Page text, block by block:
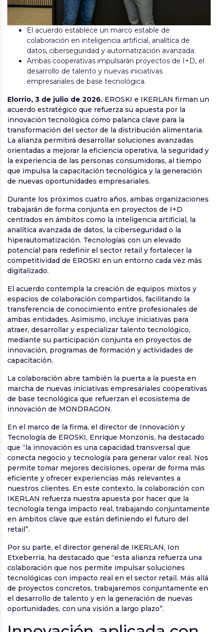
El acuerdo establece un marco estable de
colaboración en inteligencia artificial, analítica de
datos, ciberseguridad y automatización avanzada.
Ambas cooperativas impulsarán proyectos de I+D, el
desarrollo de talento y nuevas iniciativas
empresariales de base tecnológica.
Elorrio, 3 de julio de 2026. EROSKI e IKERLAN firman un
acuerdo estratégico que refuerza su apuesta por la
innovación tecnológica como palanca clave para la
transformación del sector de la distribución alimentaria.
La alianza permitirá desarrollar soluciones avanzadas
orientadas a mejorar la eficiencia operativa, la seguridad y
la experiencia de las personas consumidoras, al tiempo
que impulsa la capacitación tecnológica y la generación
de nuevas oportunidades empresariales.
Durante los próximos cuatro años, ambas organizaciones
trabajarán de forma conjunta en proyectos de I+D
centrados en ámbitos como la inteligencia artificial, la
analítica avanzada de datos, la ciberseguridad o la
hiperautomatización. Tecnologías con un elevado
potencial para redefinir el sector retail y fortalecer la
competitividad de EROSKI en un entorno cada vez más
digitalizado.
El acuerdo contempla la creación de equipos mixtos y
espacios de colaboración compartidos, facilitando la
transferencia de conocimiento entre profesionales de
ambas entidades. Asimismo, incluye iniciativas para
atraer, desarrollar y especializar talento tecnológico,
mediante su participación conjunta en proyectos de
innovación, programas de formación y actividades de
capacitación.
La colaboración abre también la puerta a la puesta en
marcha de nuevas iniciativas empresariales cooperativas
de base tecnológica que refuerzan el ecosistema de
innovación de MONDRAGON.
En el marco de la firma, el director de Innovación y
Tecnología de EROSKI, Enrique Monzonis, ha destacado
que “la innovación es una capacidad transversal que
conecta negocio y tecnología para generar valor real. Nos
permite tomar mejores decisiones, operar de forma más
eficiente y ofrecer experiencias más relevantes a
nuestros clientes. En este contexto, la colaboración con
IKERLAN refuerza nuestra apuesta por hacer que la
tecnología tenga impacto real, trabajando conjuntamente
en ámbitos clave que están definiendo el futuro del
retail”.
Por su parte, el director general de IKERLAN, Ion
Etxeberria, ha destacado que “esta alianza refuerza una
colaboración que nos permite impulsar soluciones
tecnológicas con impacto real en el sector retail. Más allá
de proyectos concretos, trabajaremos conjuntamente en
el desarrollo de talento y en la generación de nuevas
oportunidades, con una visión a largo plazo”.